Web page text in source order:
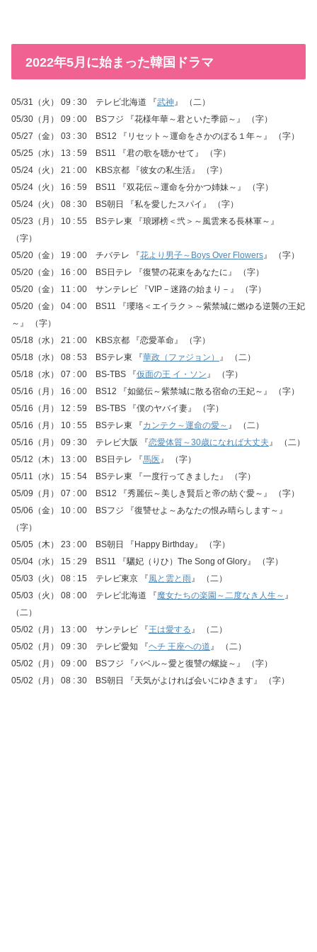
2022年5月に始まった韓国ドラマ
05/31（火） 09 : 30 テレビ北海道 『武神 』 （二）
05/30（月） 09 : 00 BSフジ 『花様年華～君といた季節～』 （字）
05/27（金） 03 : 30 BS12 『リセット～運命をさかのぼる１年～』 （字）
05/25（水） 13 : 59 BS11 『君の歌を聴かせて』 （字）
05/24（火） 21 : 00 KBS京都 『彼女の私生活』 （字）
05/24（火） 16 : 59 BS11 『双花伝～運命を分かつ姉妹～』 （字）
05/24（火） 08 : 30 BS朝日 『私を愛したスパイ』 （字）
05/23（月） 10 : 55 BSテレ東 『琅琊榜＜弐＞～風雲来る長林軍～』
（字）
05/20（金） 19 : 00 チバテレ 『花より男子～Boys Over Flowers 』 （字）
05/20（金） 16 : 00 BS日テレ 『復讐の花束をあなたに』 （字）
05/20（金） 11 : 00 サンテレビ 『VIP－迷路の始まり－』 （字）
05/20（金） 04 : 00 BS11 『瓔珞＜エイラク＞～紫禁城に燃ゆる逆襲の王妃
～』 （字）
05/18（水） 21 : 00 KBS京都 『恋愛革命』 （字）
05/18（水） 08 : 53 BSテレ東 『華政（ファジョン）
』 （二）
05/18（水） 07 : 00 BS-TBS 『仮面の王 イ・ソン 』 （字）
05/16（月） 16 : 00 BS12 『如懿伝～紫禁城に散る宿命の王妃～』 （字）
05/16（月） 12 : 59 BS-TBS 『僕のヤバイ妻』 （字）
05/16（月） 10 : 55 BSテレ東 『カンテク～運命の愛～ 』 （二）
05/16（月） 09 : 30 テレビ大阪 『恋愛体質～30歳になれば大丈夫 』 （二）
05/12（木） 13 : 00 BS日テレ 『馬医 』 （字）
05/11（水） 15 : 54 BSテレ東 『一度行ってきました』 （字）
05/09（月） 07 : 00 BS12 『秀麗伝～美しき賢后と帝の紡ぐ愛～』 （字）
05/06（金） 10 : 00 BSフジ 『復讐せよ～あなたの恨み晴らします～』
（字）
05/05（木） 23 : 00 BS朝日 『Happy Birthday』 （字）
05/04（水） 15 : 29 BS11 『驪妃（りひ）The Song of Glory』 （字）
05/03（火） 08 : 15 テレビ東京 『風と雲と雨 』 （二）
05/03（火） 08 : 00 テレビ北海道 『魔女たちの楽園～二度なき人生～ 』
（二）
05/02（月） 13 : 00 サンテレビ 『王は愛する 』 （二）
05/02（月） 09 : 30 テレビ愛知 『ヘチ 王座への道 』 （二）
05/02（月） 09 : 00 BSフジ 『バベル～愛と復讐の螺旋～』 （字）
05/02（月） 08 : 30 BS朝日 『天気がよければ会いにゆきます』 （字）